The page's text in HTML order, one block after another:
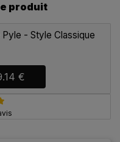
produit
- Style Classique
€